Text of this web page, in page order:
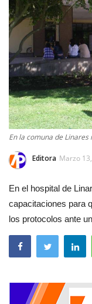
Tribunales
Deporte
Política
Espectáculos
En la comuna de
Editora Marzo
En el hospital de
capacitaciones para
los protocolos ante